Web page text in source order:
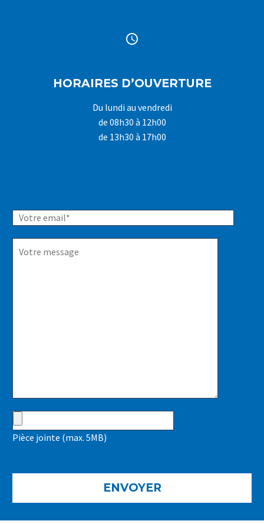


HORAIRES D’OUVERTURE
Du lundi au vendredi
de 08h30 à 12h00
de 13h30 à 17h00
Pièce jointe (max. 5MB)